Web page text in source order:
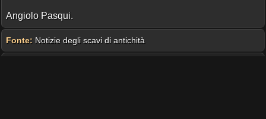
Angiolo Pasqui.
Fonte: Notizie degli scavi di antichità